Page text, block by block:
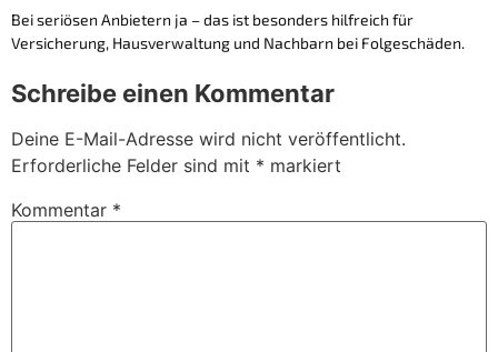
Bei seriösen Anbietern ja – das ist besonders hilfreich für
Versicherung, Hausverwaltung und Nachbarn bei Folgeschäden.
Schreibe einen Kommentar
Deine E-Mail-Adresse wird nicht veröffentlicht.
Erforderliche Felder sind mit * markiert
Kommentar *